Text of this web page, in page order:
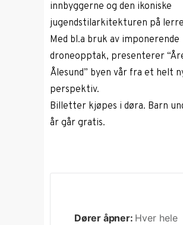
innbyggerne og den ikoniske
jugendstilarkitekturen på
Med bl.a bruk av imponerende
droneopptak, presenterer
Ålesund” byen vår fra et helt
perspektiv.
Billetter kjøpes i døra. Barn
år går gratis.
Dører åpner: Hver hele